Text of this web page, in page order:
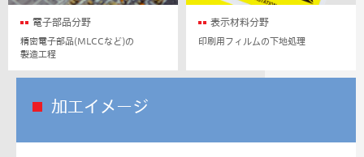
電子部品分野
精密電子部品(MLCCなど)の
製造工程
表示材料分野
印刷用フィルムの下地処理
加工イメージ